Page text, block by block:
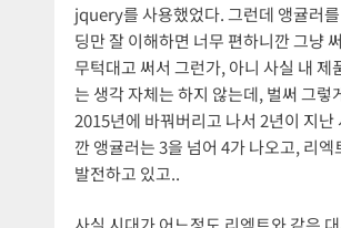
jquery를 사용했었다. 그런데 앵귤러
딩만 잘 이해하면 너무 편하니깐 그냥
무턱대고 써서 그런가, 아니 사실 내 제
는 생각 자체는 하지 않는데, 벌써 그렇
2015년에 바꿔버리고 나서 2년이 지난
깐 앵귤러는 3을 넘어 4가 나오고, 리엑
발전하고 있고..